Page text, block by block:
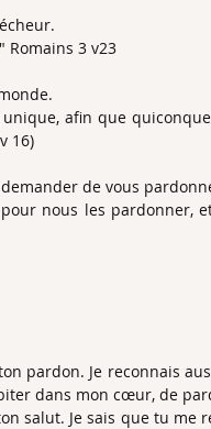
Romains 3 v23
afin que
16)
de vous
nous les pardonner,
pardon. Je reconnais
dans mon cœur, de
salut. Je sais que tu me